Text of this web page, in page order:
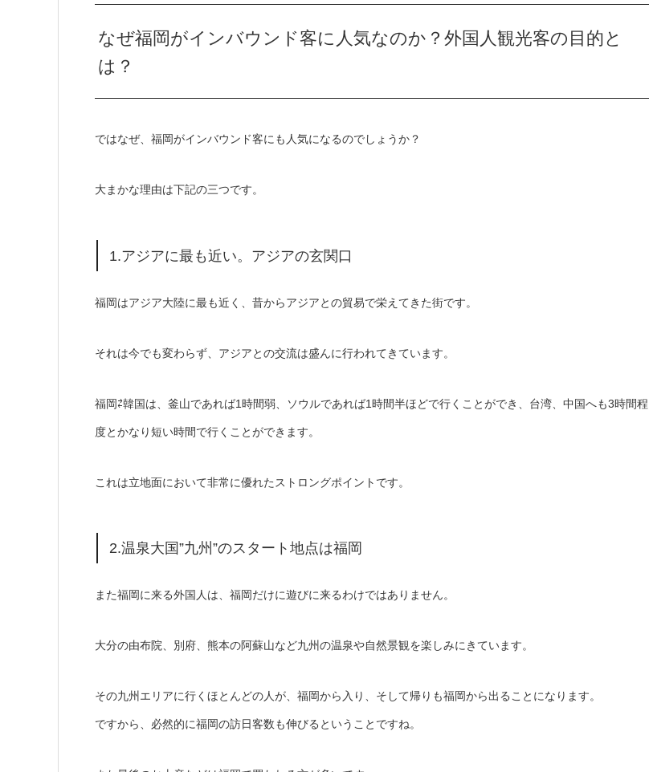
なぜ福岡がインバウンド客に人気なのか？外国人観光客の目的と
は？
ではなぜ、福岡がインバウンド客にも人気になるのでしょうか？
大まかな理由は下記の三つです。
1.アジアに最も近い。アジアの玄関口
福岡はアジア大陸に最も近く、昔からアジアとの貿易で栄えてきた街です。
それは今でも変わらず、アジアとの交流は盛んに行われてきています。
福岡⇄韓国は、釜山であれば1時間弱、ソウルであれば1時間半ほどで行くことができ、台湾、中国へも3時間程
度とかなり短い時間で行くことができます。
これは立地面において非常に優れたストロングポイントです。
2.温泉大国”九州”のスタート地点は福岡
また福岡に来る外国人は、福岡だけに遊びに来るわけではありません。
大分の由布院、別府、熊本の阿蘇山など九州の温泉や自然景観を楽しみにきています。
その九州エリアに行くほとんどの人が、福岡から入り、そして帰りも福岡から出ることになります。
ですから、必然的に福岡の訪日客数も伸びるということですね。